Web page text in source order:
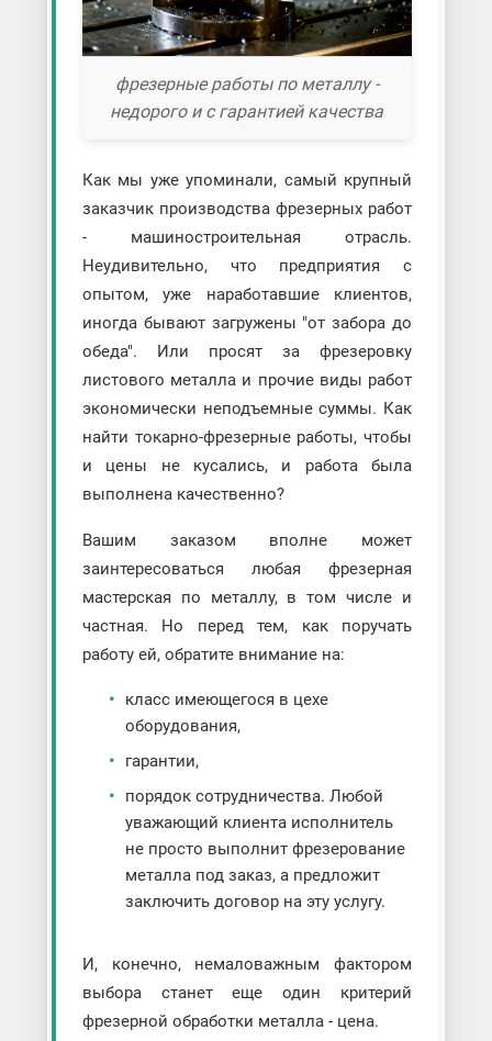
фрезерные работы по металлу -
недорого и с гарантией качества
Как мы уже упоминали, самый крупный
заказчик производства фрезерных работ
- машиностроительная отрасль.
Неудивительно, что предприятия с
опытом, уже наработавшие клиентов,
иногда бывают загружены "от забора до
обеда". Или просят за фрезеровку
листового металла и прочие виды работ
экономически неподъемные суммы. Как
найти токарно-фрезерные работы, чтобы
и цены не кусались, и работа была
выполнена качественно?
Вашим заказом вполне может
заинтересоваться любая фрезерная
мастерская по металлу, в том числе и
частная. Но перед тем, как поручать
работу ей, обратите внимание на:
класс имеющегося в цехе
оборудования,
гарантии,
порядок сотрудничества. Любой
уважающий клиента исполнитель
не просто выполнит фрезерование
металла под заказ, а предложит
заключить договор на эту услугу.
И, конечно, немаловажным фактором
выбора станет еще один критерий
фрезерной обработки металла - цена.